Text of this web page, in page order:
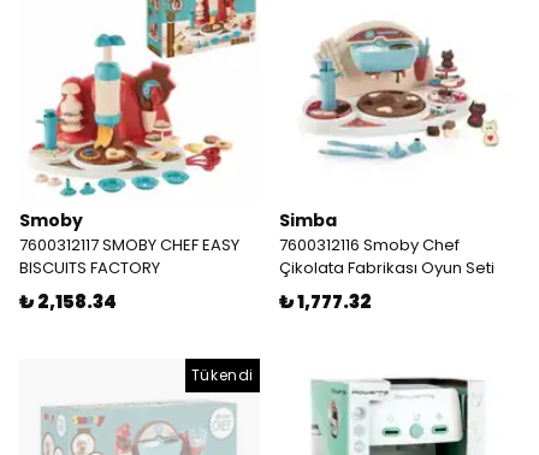
Smoby
7600312117 SMOBY CHEF EASY
BISCUITS FACTORY
₺ 2,158.34
Simba
7600312116 Smoby Chef
Çikolata Fabrikası Oyun Seti
₺ 1,777.32
Tükendi